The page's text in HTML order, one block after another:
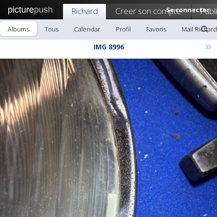
picturepush Se connecter
Richard Creer son compte!
Albums Tous Calendar Profil Favoris Mail Richard
IMG 8996 »